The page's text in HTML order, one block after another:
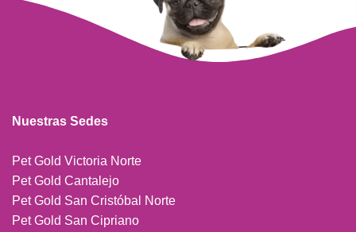
Nuestras Sedes
Pet Gold Victoria Norte
Pet Gold Cantalejo
Pet Gold San Cristóbal Norte
Pet Gold San Cipriano